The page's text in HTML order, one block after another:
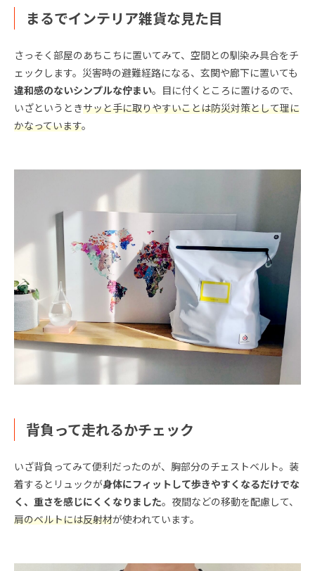
まるでインテリア雑貨な見た目
さっそく部屋のあちこちに置いてみて、空間との馴染み具合をチ
ェックします。災害時の避難経路になる、玄関や廊下に置いても
違和感のないシンプルな佇まい。目に付くところに置けるので、
いざというときサッと手に取りやすいことは防災対策として理に
かなっています。
背負って走れるかチェック
いざ背負ってみて便利だったのが、胸部分のチェストベルト。装
着するとリュックが身体にフィットして歩きやすくなるだけでな
く、重さを感じにくくなりました。夜間などの移動を配慮して、
肩のベルトには反射材が使われています。